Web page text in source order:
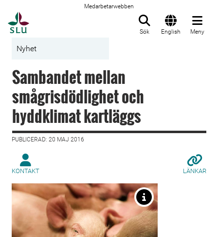
Medarbetarwebben
Sök English Meny
Nyhet
Sambandet mellan
smågrisdödlighet och
hyddklimat kartläggs
PUBLICERAD: 20 MAJ 2016
KONTAKT LÄNKAR